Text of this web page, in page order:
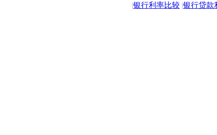
|银行利率比较 |银行贷款